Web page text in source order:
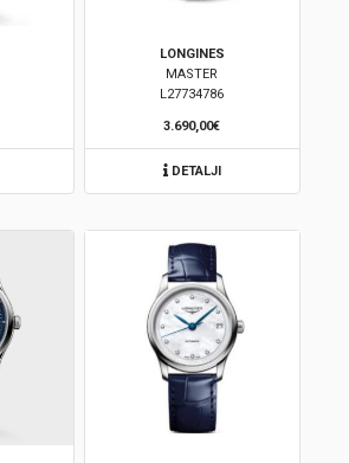
LONGINES
MASTER
L27734786
3.690,00€
DETALJI